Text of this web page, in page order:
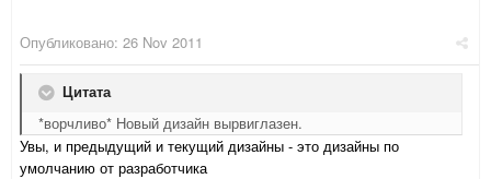
Опубликовано: 26 Nov 2011
Цитата
*ворчливо* Новый дизайн вырвиглазен.
Увы, и предыдущий и текущий дизайны - это дизайны по
умолчанию от разработчика